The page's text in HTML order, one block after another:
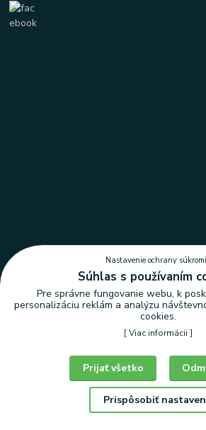
Nastavenie ochrany
Nastavenie ochrany
Súhlas s používaním
Pre správne fungovanie webu, k
personalizáciu reklám a analýzu
cookies.
[Viac informácii ]
Prispôsobiť
Prijať všetko